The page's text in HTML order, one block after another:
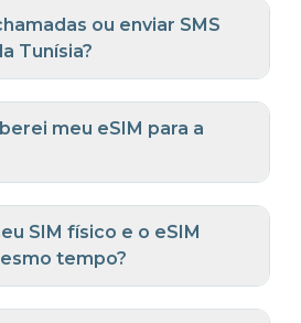
ou enviar SMS
Tunísia?
meu eSIM para a
SIM físico e o eSIM
tempo?